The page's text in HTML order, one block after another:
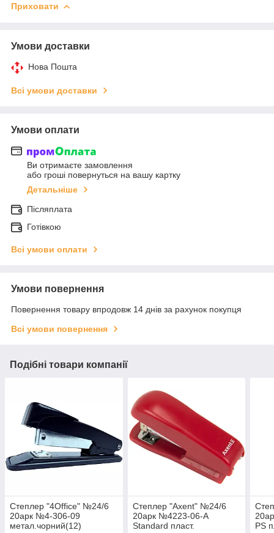
Приховати
Умови доставки
Нова Пошта
Всі умови доставки
Умови оплати
Ви отримаєте замовлення
або гроші повернуться на вашу картку
Детальніше
Післяплата
Готівкою
Всі умови оплати
Умови повернення
Повернення товару впродовж 14 днів за рахунок покупця
Всі умови повернення
Подібні товари компанії
Степлер "4Office" №24/6
20арк №4-306-09
метал.чорний(12)
Степлер "Axent" №24/6
20арк №4223-06-A
Standard пласт.
PS